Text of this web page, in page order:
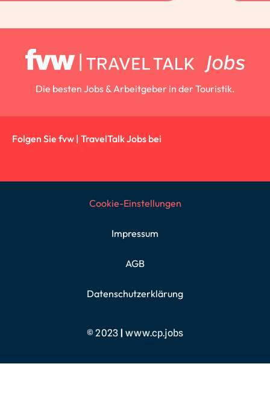
Die besten Jobs & Arbeitgeber in der Touristik.
Folgen Sie fvw | TravelTalk Jobs bei
Cookie-Einstellungen
Impressum
AGB
Datenschutzerklärung
© 2023 www.cp.jobs